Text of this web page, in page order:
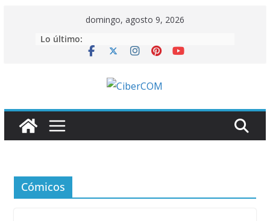
domingo, agosto 9, 2026
Lo último:
Cómicos